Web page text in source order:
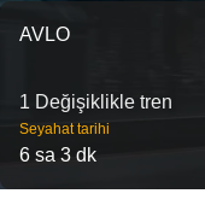
AVLO
1 Değişiklikle tren
Seyahat tarihi
6 sa 3 dk